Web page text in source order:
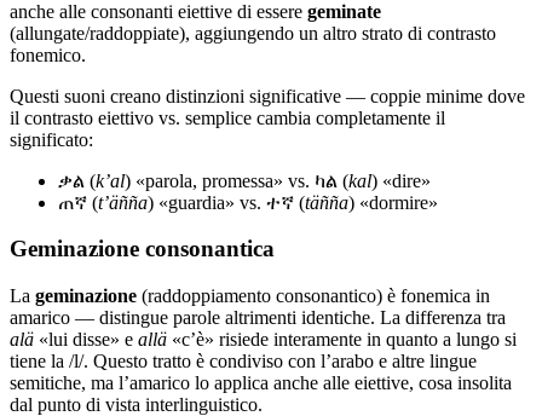
anche alle consonanti eiettive di essere geminate
(allungate/raddoppiate), aggiungendo un altro strato di contrasto
fonemico.
Questi suoni creano distinzioni significative — coppie minime dove
il contrasto eiettivo vs. semplice cambia completamente il
significato:
ቃል (kʼal) «parola, promessa» vs. ካል (kal) «dire»
ጠኛ (tʼäñña) «guardia» vs. ተኛ (täñña) «dormire»
Geminazione consonantica
La geminazione (raddoppiamento consonantico) è fonemica in
amarico — distingue parole altrimenti identiche. La differenza tra
alä «lui disse» e allä «c’è» risiede interamente in quanto a lungo si
tiene la /l/. Questo tratto è condiviso con l’arabo e altre lingue
semitiche, ma l’amarico lo applica anche alle eiettive, cosa insolita
dal punto di vista interlinguistico.